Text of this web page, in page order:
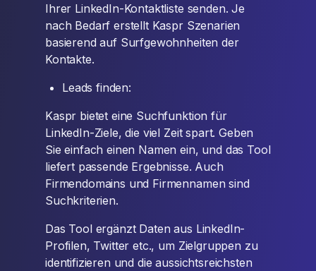
Ihrer LinkedIn-Kontaktliste senden. Je
nach Bedarf erstellt Kaspr Szenarien
basierend auf Surfgewohnheiten der
Kontakte.
Leads finden:
Kaspr bietet eine Suchfunktion für
LinkedIn-Ziele, die viel Zeit spart. Geben
Sie einfach einen Namen ein, und das Tool
liefert passende Ergebnisse. Auch
Firmendomains und Firmennamen sind
Suchkriterien.
Das Tool ergänzt Daten aus LinkedIn-
Profilen, Twitter etc., um Zielgruppen zu
identifizieren und die aussichtsreichsten